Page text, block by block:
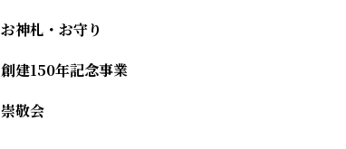
お神札・お守り
創建150年記念事業
崇敬会